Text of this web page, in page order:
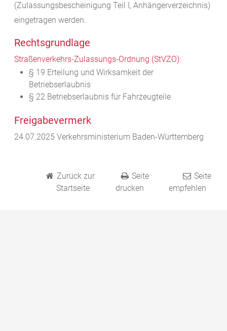
(Zulassungsbescheinigung Teil I, Anhängerverzeichnis)
eingetragen werden.
Rechtsgrundlage
Straßenverkehrs-Zulassungs-Ordnung (StVZO):
§ 19 Erteilung und Wirksamkeit der
Betriebserlaubnis
§ 22 Betriebserlaubnis für Fahrzeugteile
Freigabevermerk
24.07.2025 Verkehrsministerium Baden-Württemberg
Zurück zur
Startseite
Seite
drucken
Seite
empfehlen